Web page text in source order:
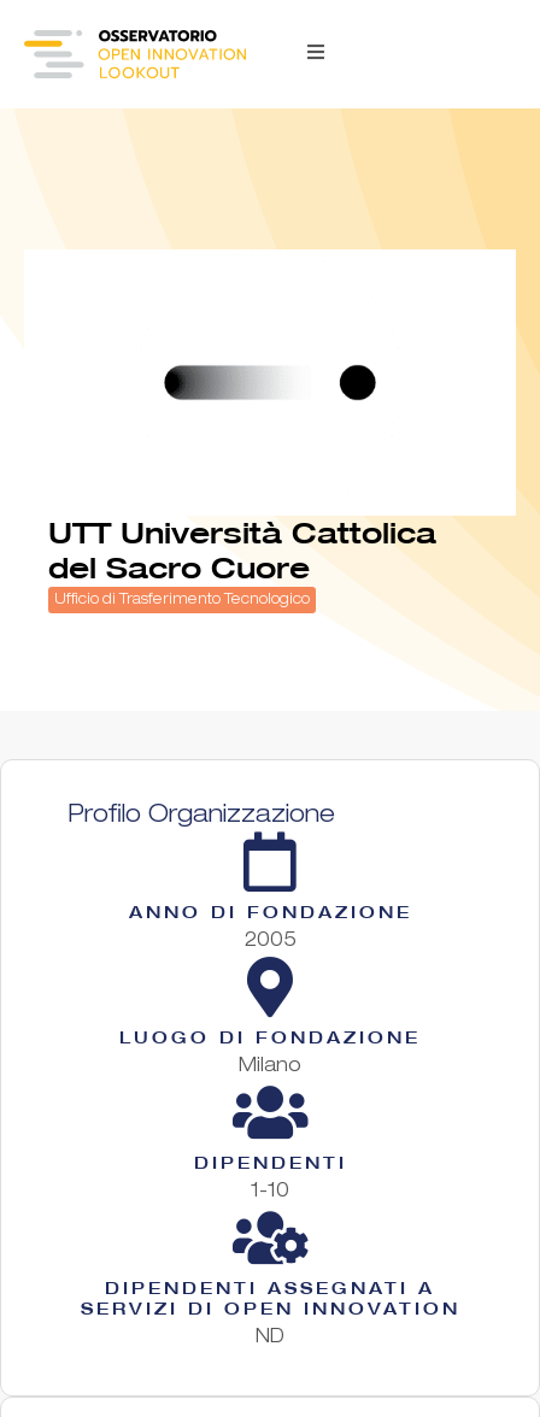
UTT Università Cattolica
del Sacro Cuore
Ufficio di Trasferimento Tecnologico
Profilo Organizzazione
ANNO DI FONDAZIONE
2005
LUOGO DI FONDAZIONE
Milano
DIPENDENTI
1-10
DIPENDENTI ASSEGNATI A
SERVIZI DI OPEN INNOVATION
ND